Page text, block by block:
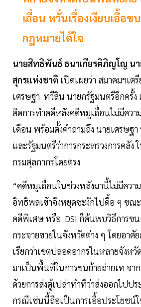
เถื่อน หวั่นเรื่องเงียบเอื้อ
กฎหมายได้ใจ
นายสิทธิพันธ์ ธนาเกียรติภิญโญ นา
สุกรแห่งชาติ เปิดเผยว่า สมาคมฯเต
เศรษฐา ทวีสิน นายกรัฐมนตรีอีกครั้ง
ติดการทำคดีหลังคดีหมูเถื่อนไม่มีควา
เดือน พร้อมตั้งคำถามถึง นายเศรษฐ
และรัฐมนตรีว่าการกระทรวงการคลัง
กรมศุลกากรโดยตรง
“คดีหมูเถื่อนในช่วงหลังมานี้ไม่มีควา
อิทธิพลเข้าจึงหยุดชะงักไปดื้อ ๆ ขณ
คดีพิเศษ หรือ DSI ก็ค้นพบวิธีการข
กระจายขายในจังหวัดต่าง ๆ โดยอา
เรียกว่าเขตปลอดอากรในหลายจังห
มาเป็นพื้นที่ในการขนย้ายถ่ายเท จา
ด้วยการส่งตู้เปล่าทำทีว่าส่งออกไปป
กรณีเช่นนี้ถือเป็นการเอื้อประโยชน์